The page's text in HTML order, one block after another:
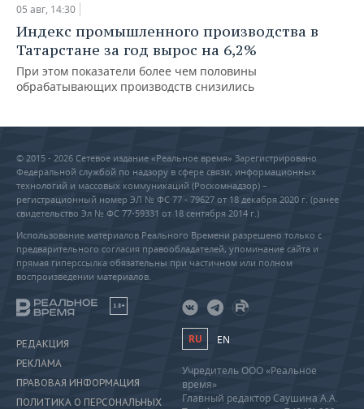
05 авг, 14:30
Индекс промышленного производства в
Татарстане за год вырос на 6,2%
При этом показатели более чем половины
обрабатывающих производств снизились
© 2015 - 2026 Сетевое издание «Реальное время» Зарегистрировано
Федеральной службой по надзору в сфере связи, информационных
технологий и массовых коммуникаций (Роскомнадзор) –
регистрационный номер ЭЛ № ФС 77 - 79627 от 18 декабря 2020 г. (ранее
свидетельство Эл № ФС 77-59331 от 18 сентября 2014 г.)
Использование материалов Реального Времени разрешено только с
предварительного согласия правообладателей, упоминание сайта и
прямая гиперссылка обязательны при частичном или полном
воспроизведении материалов.
18+
РЕДАКЦИЯ
РЕКЛАМА
ПРАВОВАЯ ИНФОРМАЦИЯ
ПОЛИТИКА О ПЕРСОНАЛЬНЫХ
RU EN
Учредитель ООО «Реальное
время»
Главный редактор Саушина А.А.